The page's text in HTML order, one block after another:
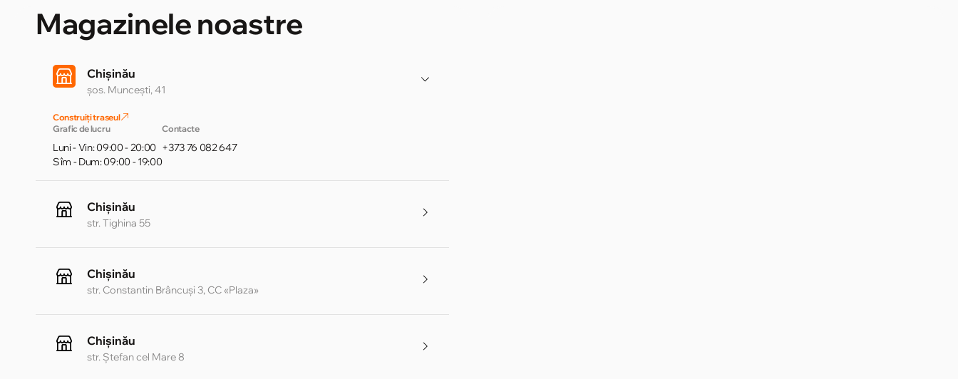
Magazinele noastre
Chișinău
șos. Muncești, 41
Construiți traseul
Grafic de lucru
Luni - Vin: 09:00 - 20:00
Sîm - Dum: 09:00 - 19:00
Contacte
+373 76 082 647
Chișinău
str. Tighina 55
Chișinău
str. Constantin Brâncuși 3, CC «Plaza»
Chișinău
str. Ștefan cel Mare 8